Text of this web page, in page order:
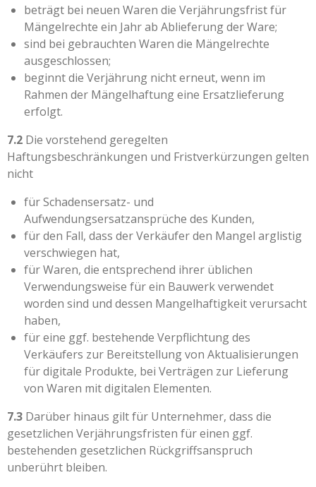
beträgt bei neuen Waren die Verjährungsfrist für
Mängelrechte ein Jahr ab Ablieferung der Ware;
sind bei gebrauchten Waren die Mängelrechte
ausgeschlossen;
beginnt die Verjährung nicht erneut, wenn im
Rahmen der Mängelhaftung eine Ersatzlieferung
erfolgt.
7.2 Die vorstehend geregelten
Haftungsbeschränkungen und Fristverkürzungen gelten
nicht
für Schadensersatz- und
Aufwendungsersatzansprüche des Kunden,
für den Fall, dass der Verkäufer den Mangel arglistig
verschwiegen hat,
für Waren, die entsprechend ihrer üblichen
Verwendungsweise für ein Bauwerk verwendet
worden sind und dessen Mangelhaftigkeit verursacht
haben,
für eine ggf. bestehende Verpflichtung des
Verkäufers zur Bereitstellung von Aktualisierungen
für digitale Produkte, bei Verträgen zur Lieferung
von Waren mit digitalen Elementen.
7.3 Darüber hinaus gilt für Unternehmer, dass die
gesetzlichen Verjährungsfristen für einen ggf.
bestehenden gesetzlichen Rückgriffsanspruch
unberührt bleiben.